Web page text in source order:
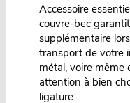
Accessoire
couvre-bec
supplémentaire
transport de votre
métal, voire même
attention à bien
ligature.